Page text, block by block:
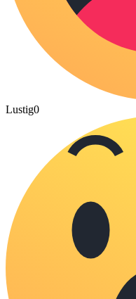
Lustig0